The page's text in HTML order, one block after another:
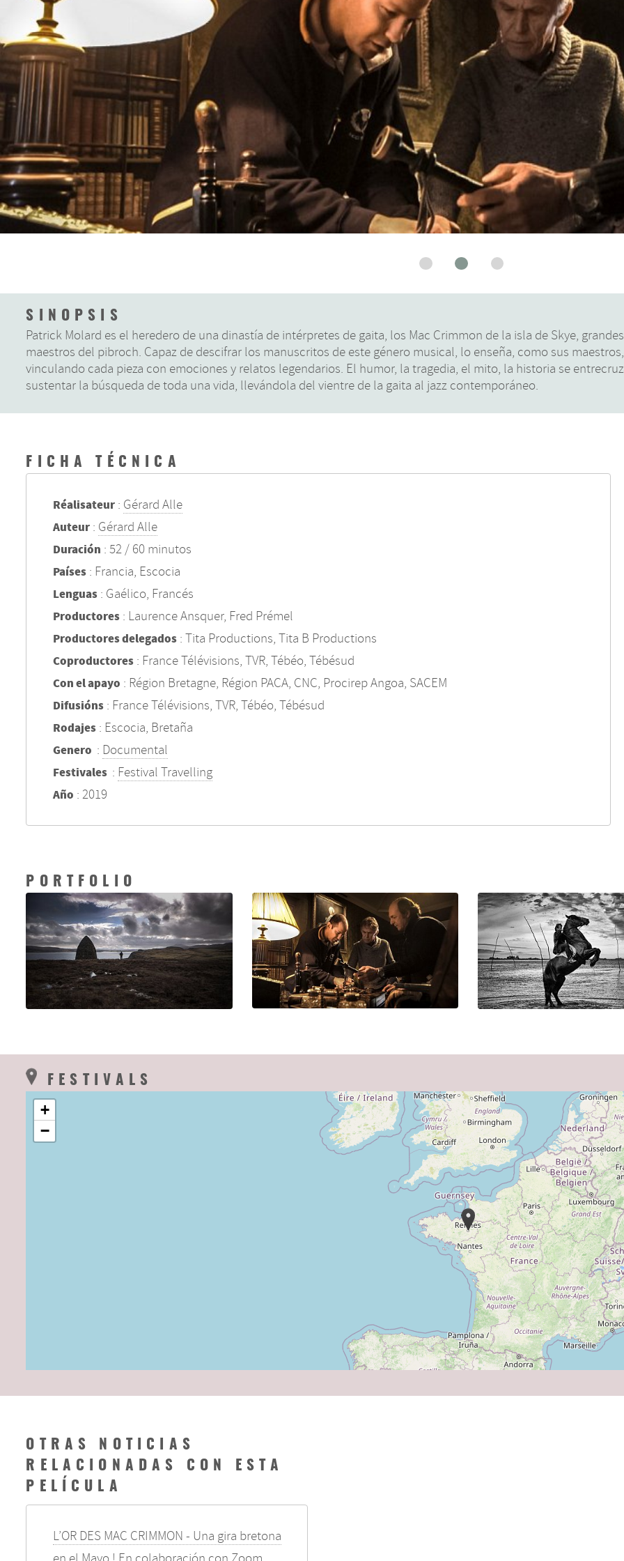
SINOPSIS
Patrick Molard es el heredero de una dinastía de intérpretes de gaita, los Mac Crimmon de la isla de Skye, grandes
maestros del pibroch. Capaz de descifrar los manuscritos de este género musical, lo enseña, como sus maestros,
vinculando cada pieza con emociones y relatos legendarios. El humor, la tragedia, el mito, la historia se
sustentar la búsqueda de toda una vida, llevándola del vientre de la gaita al jazz contemporáneo.
FICHA TÉCNICA
Réalisateur : Gérard Alle
Auteur : Gérard Alle
Duración : 52 / 60 minutos
Países: Francia, Escocia
Lenguas: Gaélico, Francés
Productores: Laurence Ansquer, Fred Prémel
Productores delegados: Tita Productions, Tita B Productions
Coproductores: France Télévisions, TVR, Tébéo, Tébésud
Con el apayo : Région Bretagne, Région PACA, CNC, Procirep Angoa, SACEM
Difusións: France Télévisions, TVR, Tébéo, Tébésud
Rodajes: Escocia, Bretaña
Genero : Documental
Festivales : Festival Travelling
Año : 2019
PORTFOLIO
FESTIVALS
+
−
OTRAS NOTICIAS
RELACIONADAS CON ESTA
PELÍCULA
L’OR DES MAC CRIMMON - Una gira bretona